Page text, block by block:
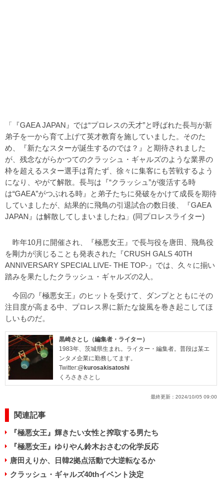
「『GAEA JAPAN』では“プロレスの天才”と呼ばれた長与が新
弟子を一から育て上げて英才教育を施していました。そのた
め、『新たなスターが誕生するのでは？』と期待されました
が、残念ながらかつてのクラッシュ・ギャルズのような業界の
枠を超えるスター選手は育たず、徐々に集客にも苦戦するよう
になり、やがて解散。長与は『“クラッシュ”が復活する時
は“GAEA”がつぶれる時』と弟子たちに発破をかけて成長を期待
していましたが、結果的に飛鳥の引退試合の数日後、『GAEA
JAPAN』は解散してしまいましたね」(同プロレスライター)
昨年10月に開催され、『極悪女王』で長与役を唐田、飛鳥役
を剛力が演じることも発表された『CRUSH GALS 40TH
ANNIVERSARY SPECIAL LIVE- THE TOP-』では、久々に揃い
踏みを果たしたクラッシュ・ギャルズの2人。
今回の『極悪女王』のヒットを受けて、ダンプとともにその
注目度が高まる中、プロレス界に新たな旋風を巻き起こしてほ
しいものだ。
黒崎さとし（編集者・ライター）
1983年、茨城県生まれ。ライター・編集者。普段は某エ
ンタメ企業に勤務してます。
Twitter:@kurosakisatoshi
くろさきさとし
最終更新： 2024/10/05 09:00
関連記事
『極悪女王』輝きたい女性と搾取する男たち
『極悪女王』ゆりやん鈴木おさむの化学反応
唐田えりか、日韓2拠点活動で大逆転なるか
クラッシュ・ギャルズ40thイベント決定